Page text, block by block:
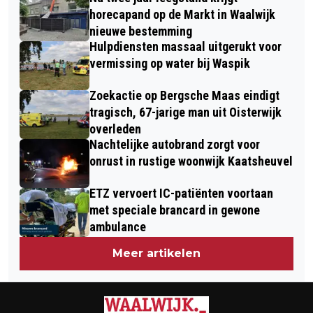
RKC WAALWIJK
BROK
horecapand op de Markt in Waalwijk
nieuwe bestemming
Hulpdiensten massaal uitgerukt voor
vermissing op water bij Waspik
Zoekactie op Bergsche Maas eindigt
tragisch, 67-jarige man uit Oisterwijk
overleden
Nachtelijke autobrand zorgt voor
onrust in rustige woonwijk Kaatsheuvel
ETZ vervoert IC-patiënten voortaan
met speciale brancard in gewone
ambulance
Meer artikelen